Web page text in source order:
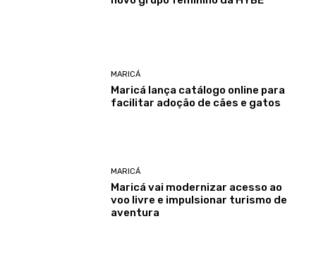
MARICÁ
Maricá lança catálogo online para
facilitar adoção de cães e gatos
MARICÁ
Maricá vai modernizar acesso ao
voo livre e impulsionar turismo de
aventura